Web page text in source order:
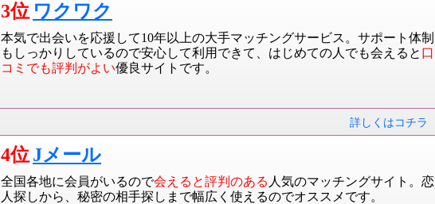
3位 ワクワク
本気で出会いを応援して10年以上の大手マッチングサービス。サポート体制
もしっかりしているので安心して利用できて、はじめての人でも会えると 口
コミでも評判がよい優良サイトです。
詳しくはコチラ
4位 Jメール
全国各地に会員がいるので会えると評判のある 人気のマッチングサイト。恋
人探しから、秘密の相手探しまで幅広く使えるのでオススメです。